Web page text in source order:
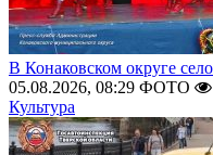
В Конаковском округе
05.08.2026, 08:29 ФОТО
Культура